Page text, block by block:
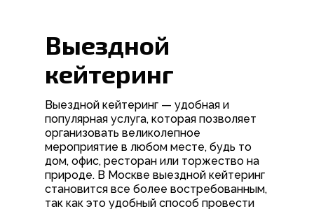
Выездной
кейтеринг
Выездной кейтеринг — удобная и
популярная услуга, которая позволяет
организовать великолепное
мероприятие в любом месте, будь то
дом, офис, ресторан или торжество на
природе. В Москве выездной кейтеринг
становится все более востребованным,
так как это удобный способ провести